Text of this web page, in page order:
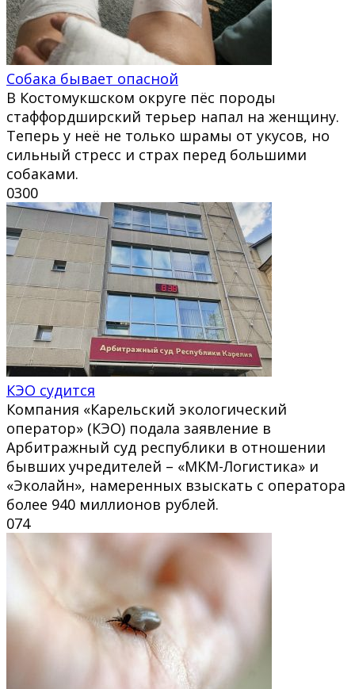
Собака бывает опасной
В Костомукшском округе пёс породы
стаффордширский терьер напал на женщину.
Теперь у неё не только шрамы от укусов, но
сильный стресс и страх перед большими
собаками.
0300
КЭО судится
Компания «Карельский экологический
оператор» (КЭО) подала заявление в
Арбитражный суд республики в отношении
бывших учредителей – «МКМ-Логистика» и
«Эколайн», намеренных взыскать с оператора
более 940 миллионов рублей.
074